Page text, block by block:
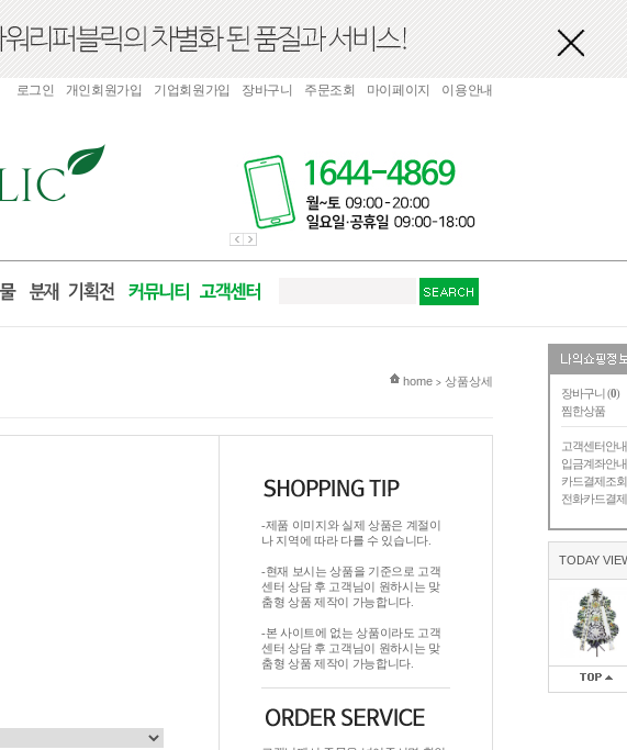
장바구니 (0)
찜한상품
고객센터안내
입금계좌안내
카드결제조회
전화카드결제
TODAY
로그인 개인회원가입 기업회원가입 장바구니 주문조회 마이페이지 이용안내
현재 위치
home > 상품상세
-제품 이미지와 실제 상품은 계절이
나 지역에 따라 다를 수 있습니다.
-현재 보시는 상품을 기준으로 고객
센터 상담 후 고객님이 원하시는 맞
춤형 상품 제작이 가능합니다.
-본 사이트에 없는 상품이라도 고객
센터 상담 후 고객님이 원하시는 맞
춤형 상품 제작이 가능합니다.